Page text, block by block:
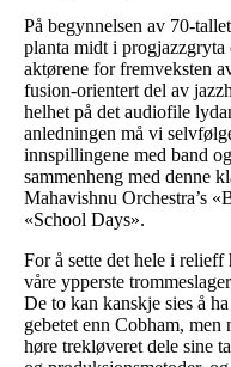
På begynnelsen av 70-
planta midt i
aktørene for fremveksten
fusion-orientert del av
helhet på det audiofile
anledningen må vi
innspillingene med band
sammenheng med denne
Mahavishnu Orchestra’s
«School Days».
For å sette det hele i
våre ypperste
De to kan kanskje sies å
gebetet enn Cobham, men
høre trekløveret dele sine